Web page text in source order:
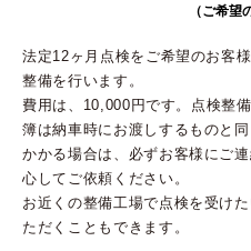
（ご希望
法定12ヶ月点検をご希望のお客
整備を行います。
費用は、10,000円です。点検整
簿は納車時にお渡しするものと
かかる場合は、必ずお客様にご
心してご依頼ください。
お近くの整備工場で点検を受け
ただくこともできます。